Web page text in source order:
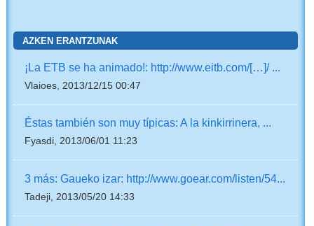
AZKEN ERANTZUNAK
¡La ETB se ha animado!: http://www.eitb.com/[…]/ ...
Vlaioes, 2013/12/15 00:47
Éstas también son muy típicas: A la kinkirrinera, ...
Fyasdi, 2013/06/01 11:23
3 más: Gaueko izar: http://www.goear.com/listen/54...
Tadeji, 2013/05/20 14:33